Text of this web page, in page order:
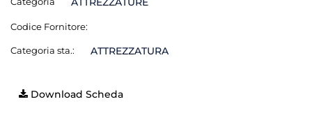
Codice Fornitore:
Categoria sta.: ATTREZZATURA
Download Scheda